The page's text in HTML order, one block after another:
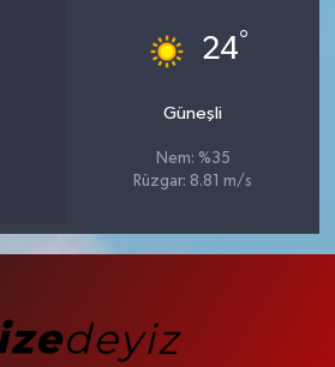
24°
Güneşli
Nem: %35
Rüzgar: 8.81 m/s